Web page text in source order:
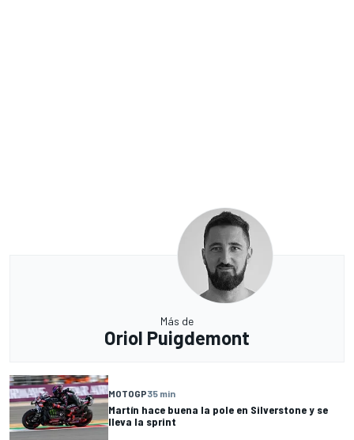
Más de
Oriol Puigdemont
MOTOGP35 min
Martín hace buena la pole en Silverstone y se
lleva la sprint